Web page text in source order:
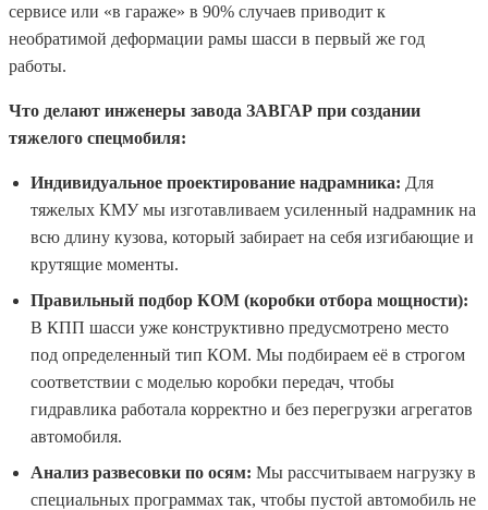
сервисе или «в гараже» в 90% случаев приводит к
необратимой деформации рамы шасси в первый же год
работы.
Что делают инженеры завода ЗАВГАР при создании
тяжелого спецмобиля:
Индивидуальное проектирование надрамника: Для
тяжелых КМУ мы изготавливаем усиленный надрамник на
всю длину кузова, который забирает на себя изгибающие и
крутящие моменты.
Правильный подбор КОМ (коробки отбора мощности):
В КПП шасси уже конструктивно предусмотрено место
под определенный тип КОМ. Мы подбираем её в строгом
соответствии с моделью коробки передач, чтобы
гидравлика работала корректно и без перегрузки агрегатов
автомобиля.
Анализ развесовки по осям: Мы рассчитываем нагрузку в
специальных программах так, чтобы пустой автомобиль не